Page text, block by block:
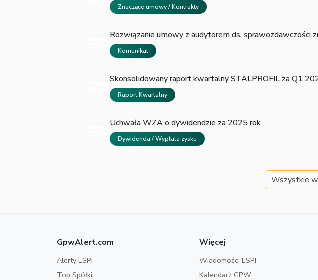
Znaczące umowy / Kontrakty
Rozwiązanie umowy z audytorem ds. sprawozdawczości
Komunikat
Skonsolidowany raport kwartalny STALPROFIL za Q1
Raport Kwartalny
Uchwała WZA o dywidendzie za 2025 rok
Dywidenda / Wypłata zysku
Wszystkie
GpwAlert.com
Alerty ESPI
Top Spółki
Więcej
Wiadomości ESPI
Kalendarz GPW